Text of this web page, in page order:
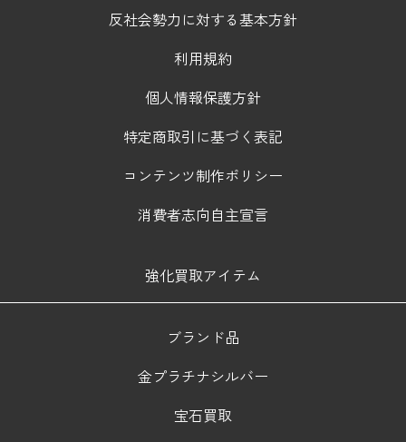
反社会勢力に対する基本方針
利用規約
個人情報保護方針
特定商取引に基づく表記
コンテンツ制作ポリシー
消費者志向自主宣言
強化買取アイテム
ブランド品
金プラチナシルバー
宝石買取